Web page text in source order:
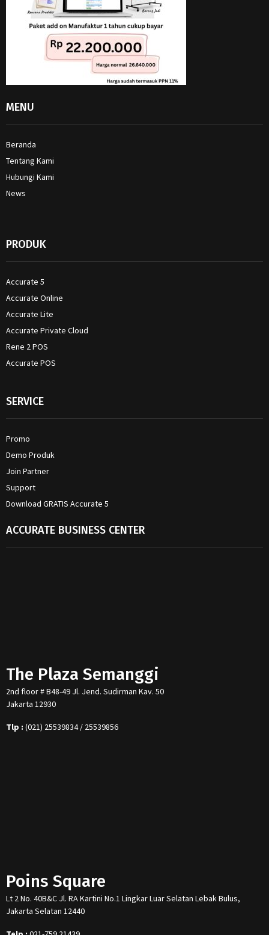
MENU
Beranda
Tentang Kami
Hubungi Kami
News
PRODUK
Accurate 5
Accurate Online
Accurate Lite
Accurate Private Cloud
Rene 2 POS
Accurate POS
SERVICE
Promo
Demo Produk
Join Partner
Support
Download GRATIS Accurate 5
ACCURATE BUSINESS CENTER
The Plaza Semanggi
2nd floor # B48-49 Jl. Jend. Sudirman Kav. 50
Jakarta 12930
Tlp : (021) 25539834 / 25539856
Poins Square
Lt 2 No. 40B&C Jl. RA Kartini No.1 Lingkar Luar Selatan Lebak Bulus,
Jakarta Selatan 12440